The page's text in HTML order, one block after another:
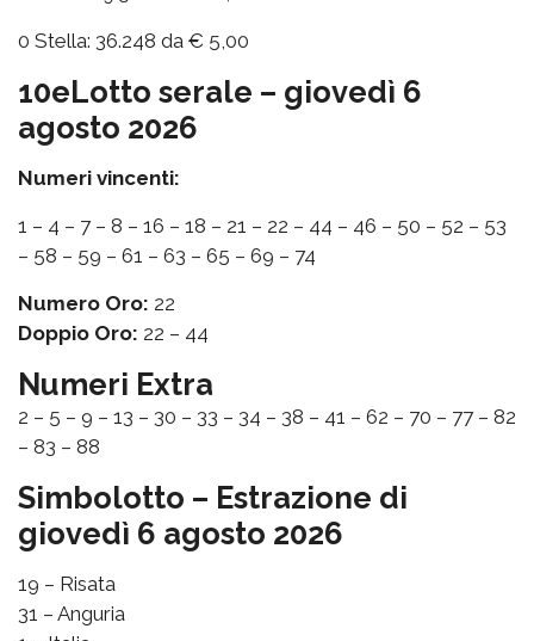
0 Stella: 36.248 da € 5,00
10eLotto serale – giovedì 6
agosto 2026
Numeri vincenti:
1 – 4 – 7 – 8 – 16 – 18 – 21 – 22 – 44 – 46 – 50 – 52 – 53
– 58 – 59 – 61 – 63 – 65 – 69 – 74
Numero Oro: 22
Doppio Oro: 22 – 44
Numeri Extra
2 – 5 – 9 – 13 – 30 – 33 – 34 – 38 – 41 – 62 – 70 – 77 – 82
– 83 – 88
Simbolotto – Estrazione di
giovedì 6 agosto 2026
19 – Risata
31 – Anguria